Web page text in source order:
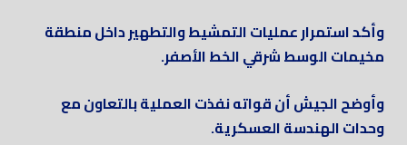
وأكد استمرار عمليات التمشيط والتطهير داخل منطقة
مخيمات الوسط شرقي الخط الأصفر.
وأوضح الجيش أن قواته نفذت العملية بالتعاون مع
وحدات الهندسة العسكرية.